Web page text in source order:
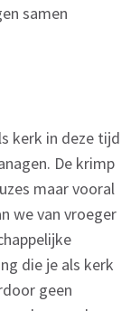
samen
kerk in deze tijd
De krimp
maar vooral
we van vroeger
die je als kerk
geen